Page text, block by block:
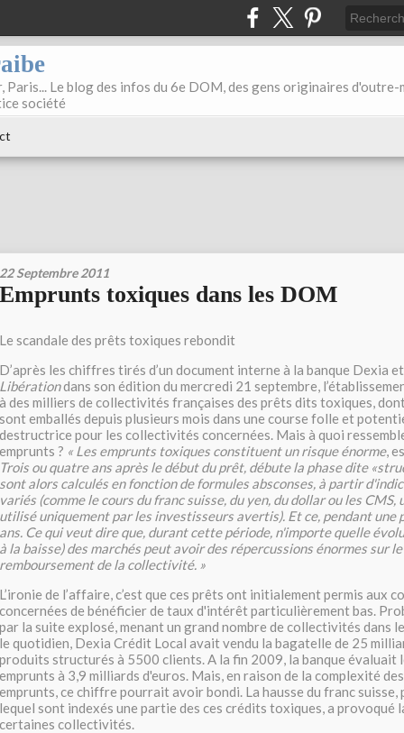
Paris... Le blog des infos du 6e DOM, des gens originaires d'outre-
société
22 Septembre 2011
Emprunts toxiques dans les DOM
Le scandale des prêts toxiques rebondit
D’après les chiffres tirés d’un document interne à la banque Dexia
Libérationdans son édition du mercredi 21 septembre,
à des milliers de collectivités françaises des prêts dits toxiques,
sont emballés depuis plusieurs mois dans une course folle et
destructrice pour les collectivités concernées. Mais à quoi
emprunts ? « Les emprunts toxiques constituent un risque énorme,
Trois ou quatre ans après le début du prêt, débute la phase dite
sont alors calculés en fonction de formules absconses, à partir
variés (comme le cours du franc suisse, du yen, du dollar ou les CMS,
utilisé uniquement par les investisseurs avertis). Et ce, pendant une
ans. Ce qui veut dire que, durant cette période, n'importe quelle
à la baisse) des marchés peut avoir des répercussions énormes sur
remboursement de la collectivité. »
L’ironie de l’affaire, c’est que ces prêts ont initialement permis aux
concernées de bénéficier de taux d'intérêt particulièrement bas.
par la suite explosé, menant un grand nombre de collectivités dans
le quotidien, Dexia Crédit Local avait vendu la bagatelle de 25
produits structurés à 5500 clients. A la fin 2009, la banque évaluait
emprunts à 3,9 milliards d'euros. Mais, en raison de la complexité
emprunts, ce chiffre pourrait avoir bondi. La hausse du franc suisse,
lequel sont indexés une partie des ces crédits toxiques, a provoqué
certaines collectivités.